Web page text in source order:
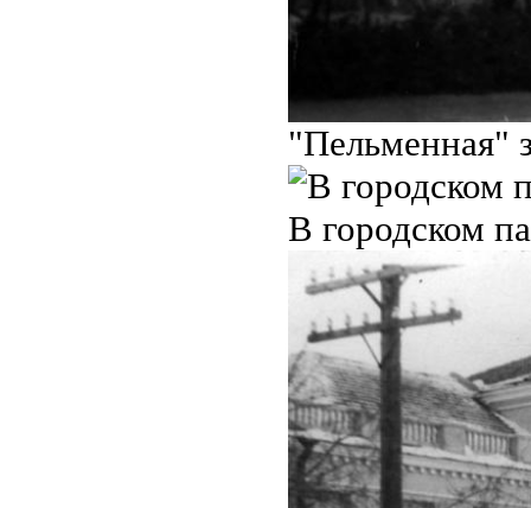
"Пельменная"
В городском